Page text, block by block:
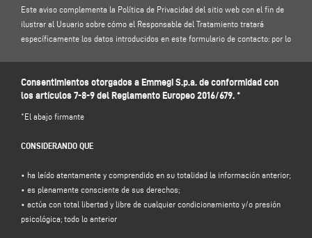
Este aviso complementa la Política de Privacidad del sitio web con el fin de
ilustrar al Usuario sobre cómo el Responsable del Tratamiento tratará
específicamente los datos introducidos en este formulario de contacto: por lo
1. RESPONSABLE DEL TRATAMIENTO Y RESPONSABLE DE LA PROTECCIÓN DE
DATOS
Responsable del tratamiento: Emmegi S.p.a., en la persona de su
41019 - Limidi di Soliera (MO) - Italia, e-mail
Responsable de la protección de datos (RPD): Dr. Donato Eugenio Caccavella,
dirección de correo electrónico:
voilap@amicadpo.euz
2. DATOS PERSONALES TRATADOS, FINALIDAD DEL TRATAMIENTO Y BASE
Consentimientos otorgados a Emmegi S.p.a. de conformidad con
los artículos 7-8-9 del Reglamento Europeo 2016/679. *
*El abajo firmante
CONSIDERANDO QUE
• ha leído atentamente y comprendido en su totalidad la información anterior;
• es plenamente consciente de sus derechos;
• actúa con total libertad y libre de cualquier condicionamiento y/o presión
psicológica; todo lo anterior